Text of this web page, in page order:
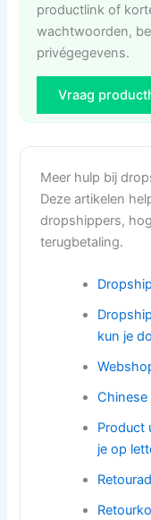
productlink of
wachtwoorden,
privégegevens.
Vraag
Meer hulp bij
Deze artikelen
dropshippers,
terugbetaling.
kun je
Product
je op